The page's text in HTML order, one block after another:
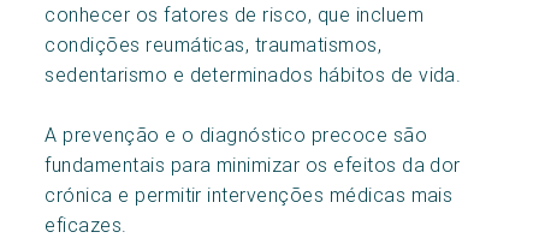
conhecer os fatores de risco, que incluem
condições reumáticas, traumatismos,
sedentarismo e determinados hábitos de vida.
A prevenção e o diagnóstico precoce são
fundamentais para minimizar os efeitos da dor
crónica e permitir intervenções médicas mais
eficazes.